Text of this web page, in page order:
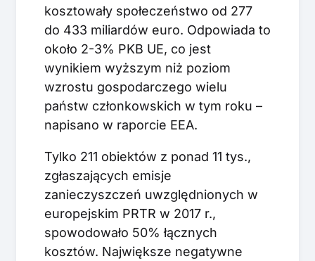
kosztowały społeczeństwo od 277
do 433 miliardów euro. Odpowiada to
około 2-3% PKB UE, co jest
wynikiem wyższym niż poziom
wzrostu gospodarczego wielu
państw członkowskich w tym roku –
napisano w raporcie EEA.
Tylko 211 obiektów z ponad 11 tys.,
zgłaszających emisje
zanieczyszczeń uwzględnionych w
europejskim PRTR w 2017 r.,
spowodowało 50% łącznych
kosztów. Największe negatywne